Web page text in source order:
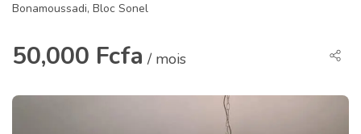
Bonamoussadi, Bloc Sonel
50,000 Fcfa / mois